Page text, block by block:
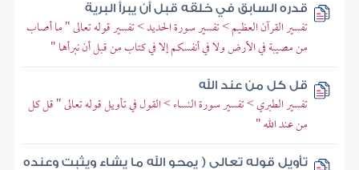
قدره السابق في خلقه قبل أن يبرأ البرية
تفسير القرآن العظيم > تفسير سورة الحديد > تفسير قوله تعالى " ما أصاب
من مصيبة في الأرض ولا في أنفسكم إلا في كتاب من قبل أن نبرأها "
قل كل من عند الله
تفسير الطبري > تفسير سورة النساء > القول في تأويل قوله تعالى " قل كل
من عند الله "
تأويل قوله تعالى ( يمحو الله ما يشاء ويثبت وعنده